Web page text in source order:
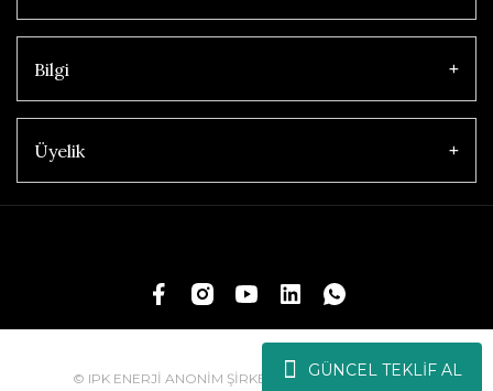
GÜNCEL TEKLİF AL
Bilgi
Üyelik
© IPK ENERJİ ANONİM ŞİRKETİ | Tüm Hakları Saklıdır.